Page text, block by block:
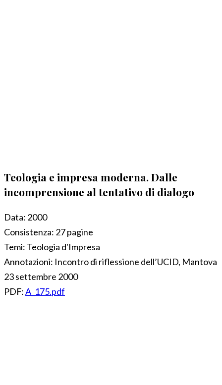
Teologia e impresa moderna. Dalle
incomprensione al tentativo di dialogo
Data: 2000
Consistenza: 27 pagine
Temi: Teologia d'Impresa
Annotazioni: Incontro di riflessione dell’UCID, Mantova
23 settembre 2000
PDF:A_175.pdf